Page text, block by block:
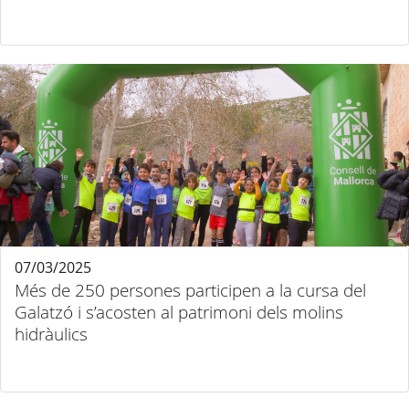
Més de 250 persones participen a la cursa del
Galatzó i s’acosten al patrimoni dels molins
hidràulics
07/03/2025